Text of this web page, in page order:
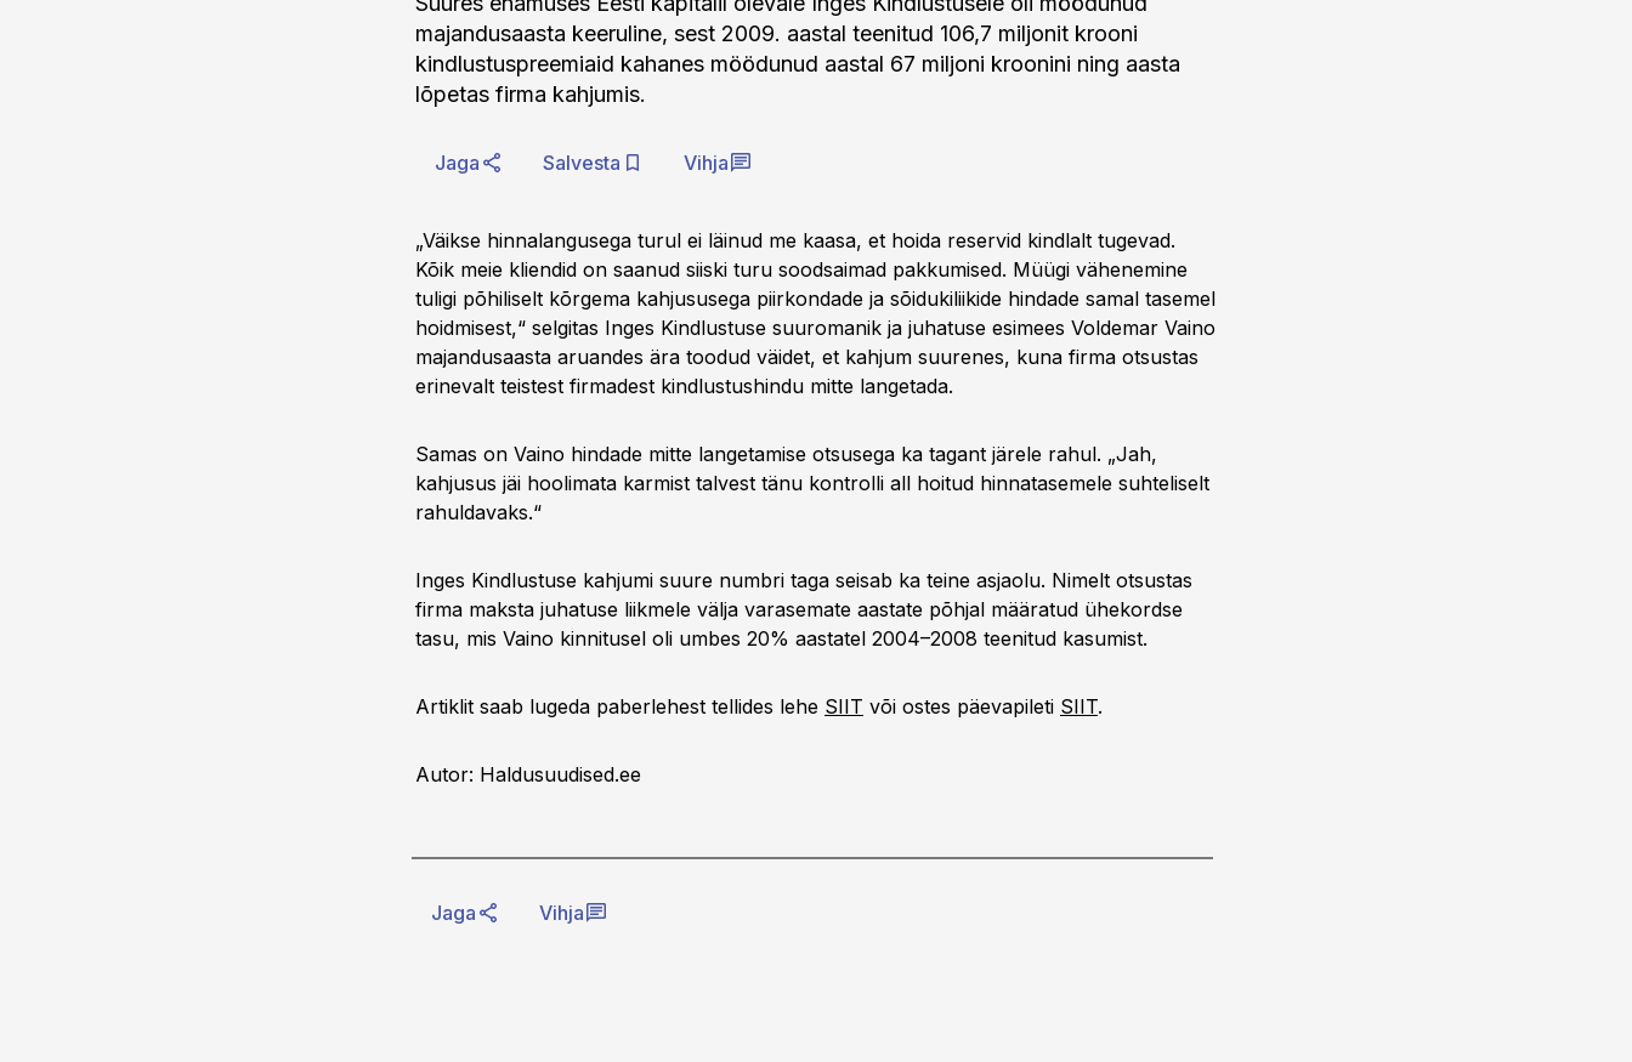
majandusaasta keeruline, sest 2009. aastal teenitud 106,7 miljonit krooni
kindlustuspreemiaid kahanes möödunud aastal 67 miljoni kroonini ning aasta
lõpetas firma kahjumis.
Jaga Salvesta Vihja
„Väikse hinnalangusega turul ei läinud me kaasa, et hoida reservid kindlalt tugevad.
Kõik meie kliendid on saanud siiski turu soodsaimad pakkumised. Müügi vähenemine
tuligi põhiliselt kõrgema kahjususega piirkondade ja sõidukiliikide hindade samal tasemel
hoidmisest,“ selgitas Inges Kindlustuse suuromanik ja juhatuse esimees Voldemar Vaino
majandusaasta aruandes ära toodud väidet, et kahjum suurenes, kuna firma otsustas
erinevalt teistest firmadest kindlustushindu mitte langetada.
Samas on Vaino hindade mitte langetamise otsusega ka tagant järele rahul. „Jah,
kahjusus jäi hoolimata karmist talvest tänu kontrolli all hoitud hinnatasemele suhteliselt
rahuldavaks.“
Inges Kindlustuse kahjumi suure numbri taga seisab ka teine asjaolu. Nimelt otsustas
firma maksta juhatuse liikmele välja varasemate aastate põhjal määratud ühekordse
tasu, mis Vaino kinnitusel oli umbes 20% aastatel 2004–2008 teenitud kasumist.
Artiklit saab lugeda paberlehest tellides lehe SIIT või ostes päevapileti SIIT.
Autor: Haldusuudised.ee
Jaga Vihja